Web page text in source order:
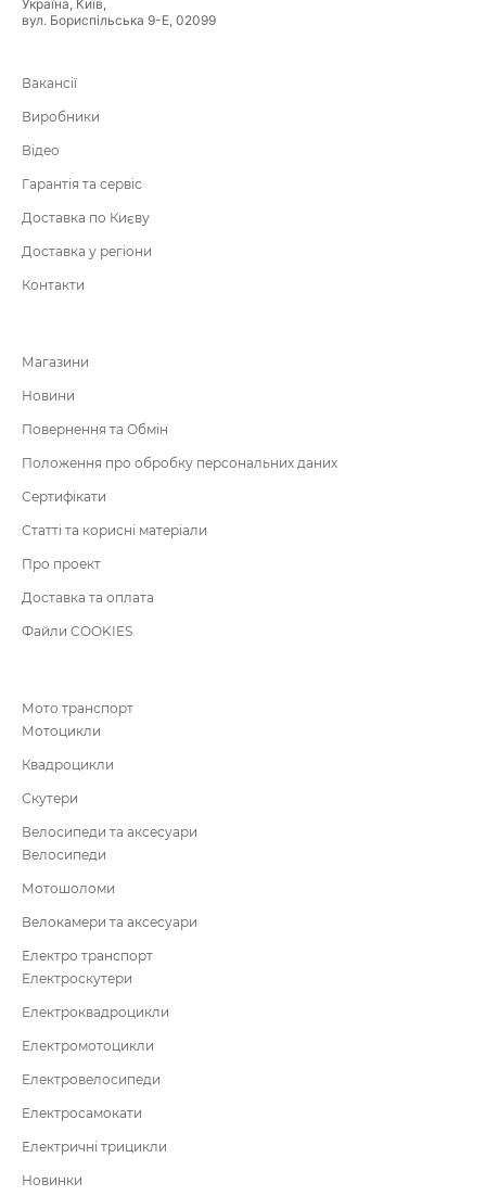
Україна, Київ,
вул. Бориспільська 9-Е, 02099
Вакансії
Виробники
Відео
Гарантія та сервіс
Доставка по Києву
Доставка у регіони
Контакти
Магазини
Новини
Повернення та Обмін
Положення про обробку персональних даних
Сертифікати
Статті та корисні матеріали
Про проект
Доставка та оплата
Файли COOKIES
Мото транспорт
Мотоцикли
Квадроцикли
Скутери
Велосипеди та аксесуари
Велосипеди
Мотошоломи
Велокамери та аксесуари
Електро транспорт
Електроскутери
Електроквадроцикли
Електромотоцикли
Електровелосипеди
Електросамокати
Електричні трицикли
Новинки